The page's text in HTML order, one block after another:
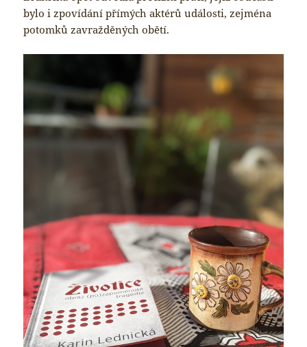
bylo i zpovídání přímých aktérů události, zejména
potomků zavražděných obětí.